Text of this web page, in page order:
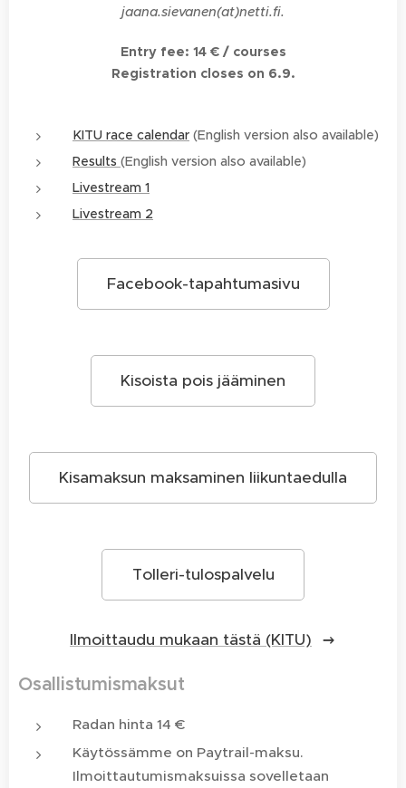
jaana.sievanen(at)netti.fi.
Entry fee: 14 € / courses
Registration closes on 6.9.
KITU race calendar (English version also available)
Results (English version also available)
Livestream 1
Livestream 2
Facebook-tapahtumasivu
Kisoista pois jääminen
Kisamaksun maksaminen liikuntaedulla
Tolleri-tulospalvelu
Ilmoittaudu mukaan tästä (KITU)
Osallistumismaksut
Radan hinta 14 €
Käytössämme on Paytrail-maksu.
Ilmoittautumismaksuissa sovelletaan